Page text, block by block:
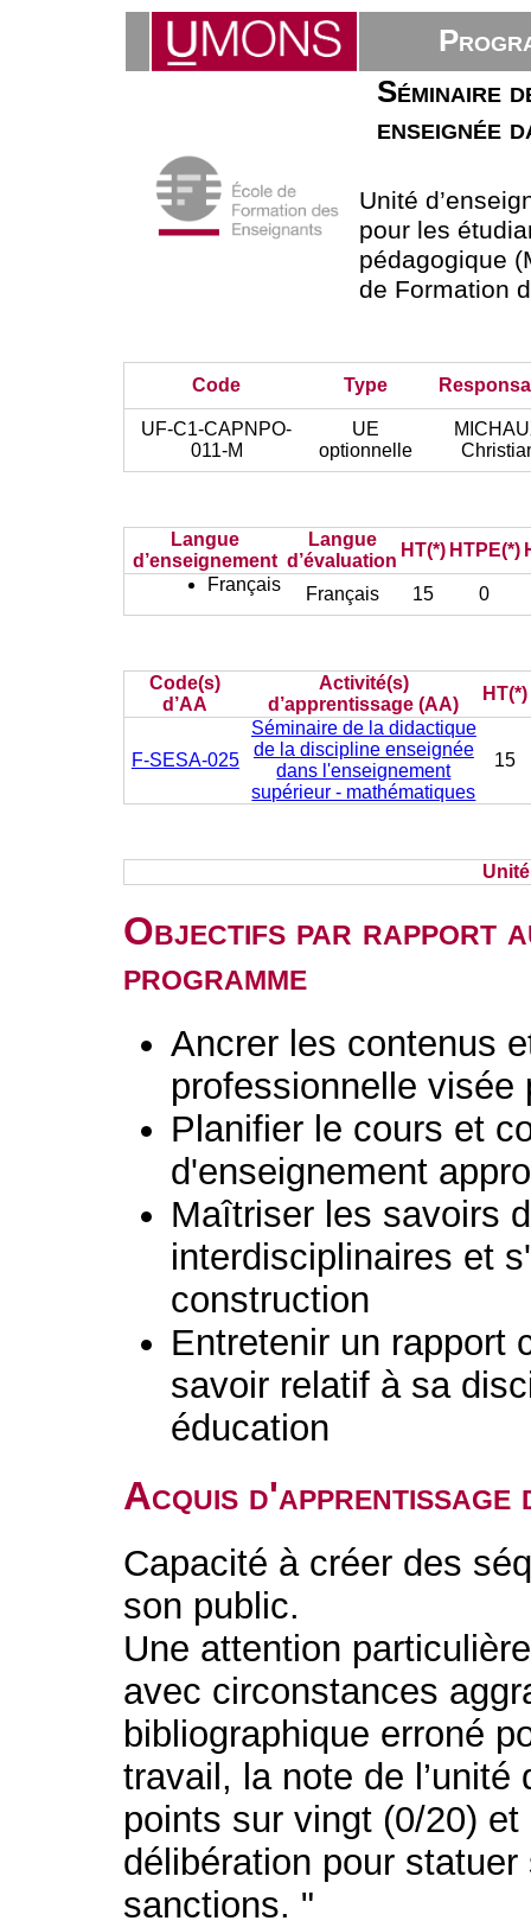
Séminaire
enseignée
Unité
pour les
pédagogique
de Formation
Code Type
UF-C1-CAPNPO-
011-M
UE
optionnelle
Langue
d’enseignement
Langue
d’évaluation
HT(*) HTPE(*)
Français
Français 15 0
Code(s)
d’AA
Activité(s)
d’apprentissage (AA)
HT(*)
F-SESA-025
Séminaire de la didactique
de la discipline enseignée
dans l'enseignement
supérieur - mathématiques
15
Objectifs par rapport
programme
Ancrer les contenus
professionnelle visée
Planifier le cours et
d'enseignement
Maîtriser les savoirs
interdisciplinaires et
construction
Entretenir un rapport
savoir relatif à sa
éducation
Acquis d'apprentissage
Capacité à créer des
son public.
Une attention
avec circonstances
bibliographique erroné
travail, la note de l’unité
points sur vingt (0/20)
délibération pour statuer
sanctions. "